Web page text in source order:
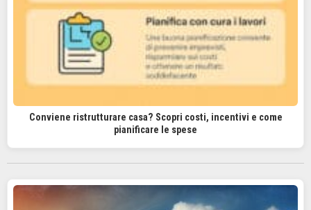
Conviene ristrutturare casa? Scopri costi, incentivi e come
pianificare le spese